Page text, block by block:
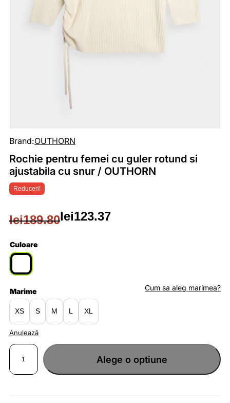
Reduceri!
Brand:OUTHORN
Rochie pentru femei cu guler rotund si
ajustabila cu snur / OUTHORN
lei189.80
Prețul
inițial
a
fost:
lei189.80.
lei123.37
Prețul
curent
este:
lei123.37.
Culoare
Marime
XS S M L XL
Anulează
Cum sa aleg marimea?
Cantitate
pentru
cu
guler
Alege o optiune